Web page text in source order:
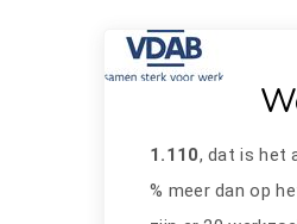
1.110, dat is het
% meer dan op